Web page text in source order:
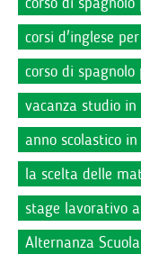
corsi d'inglese
corso di spagnolo
vacanza studio
anno scolastico
la scelta delle
stage lavorativo
Alternanza